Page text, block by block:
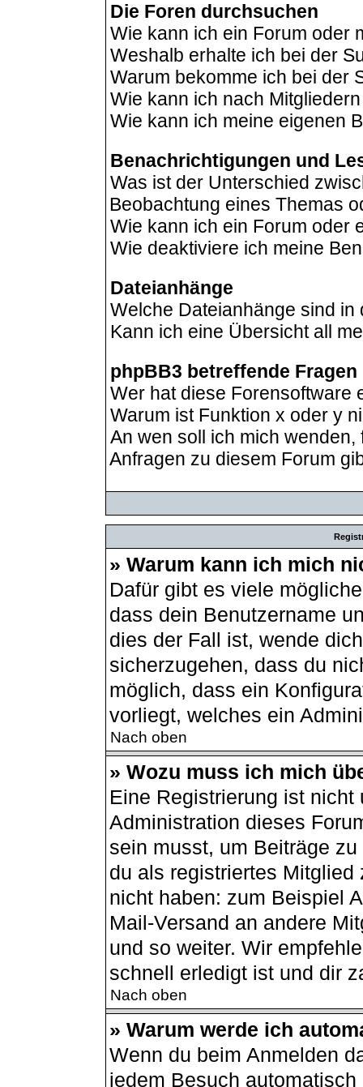
Die Foren durchsuchen
Wie kann ich ein Forum oder
Weshalb erhalte ich bei der
Warum bekomme ich bei der
Wie kann ich nach
Wie kann ich meine eigenen
Benachrichtigungen und
Was ist der Unterschied
Beobachtung eines Themas
Wie kann ich ein Forum oder
Wie deaktiviere ich meine
Dateianhänge
Welche Dateianhänge sind
Kann ich eine Übersicht all
phpBB3 betreffende Fragen
Wer hat diese Forensoftware
Warum ist Funktion x oder y
An wen soll ich mich
Anfragen zu diesem Forum
» Warum kann ich mich
Dafür gibt es viele
dass dein Benutzername
dies der Fall ist, wende
sicherzugehen, dass du
möglich, dass ein
vorliegt, welches ein
Nach oben
» Wozu muss ich mich
Eine Registrierung ist
Administration dieses
sein musst, um Beiträge
du als registriertes
nicht haben: zum Beispiel
Mail-Versand an andere
und so weiter. Wir
schnell erledigt ist und dir
Nach oben
» Warum werde ich
Wenn du beim Anmelden
jedem Besuch